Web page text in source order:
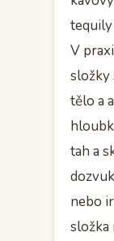
tequily
V
složky
tělo a
tah a
nebo
složka